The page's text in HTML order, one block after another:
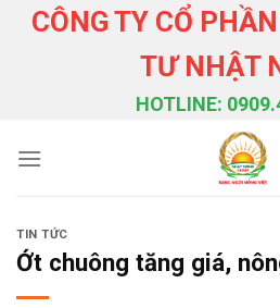
SkipCÔNG TY CỔ
TƯ NHẬT
HOTLINE:
TIN TỨC
Ớt chuông tăng giá,